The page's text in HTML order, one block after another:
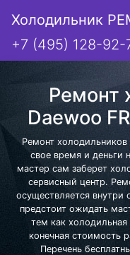
Холодильник
+7 (495) 128-92-
Ремонт
Daewoo
Ремонт
свое время и деньги
мастер сам заберет
сервисный центр.
осуществляется
предстоит ожидать
тем как холодильная
конечная стоимость
Перечень